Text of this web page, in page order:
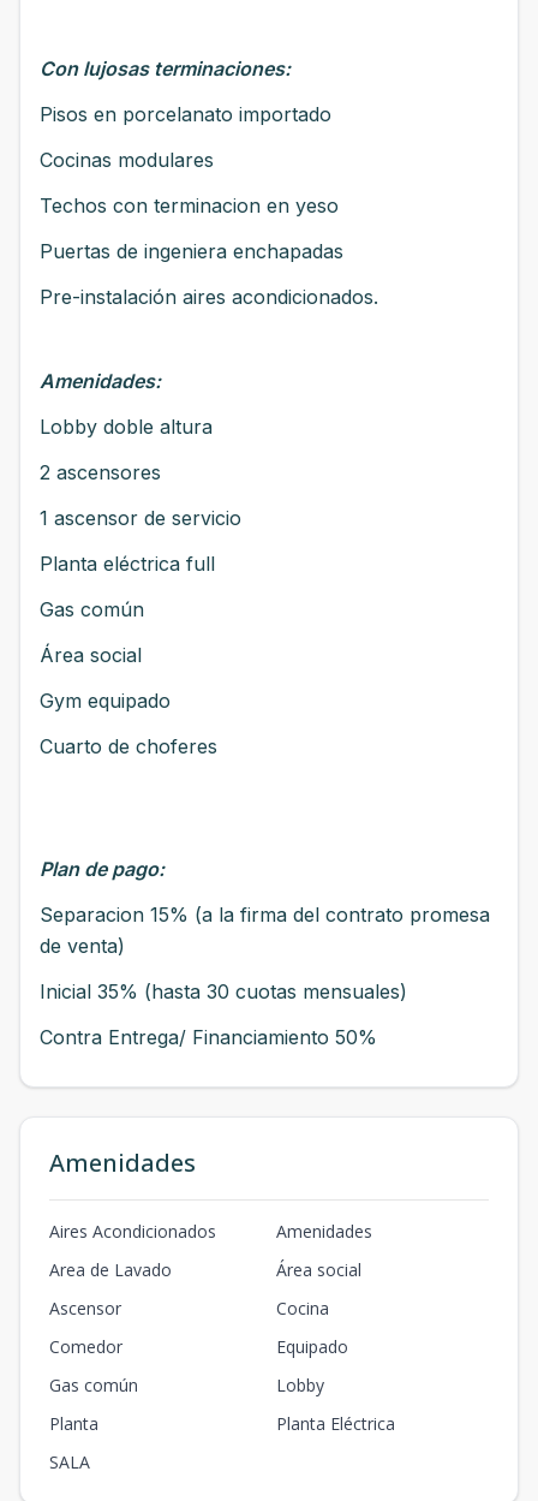
Con lujosas terminaciones:
Pisos en porcelanato importado
Cocinas modulares
Techos con terminacion en yeso
Puertas de ingeniera enchapadas
Pre-instalación aires acondicionados.
Amenidades:
Lobby doble altura
2 ascensores
1 ascensor de servicio
Planta eléctrica full
Gas común
Área social
Gym equipado
Cuarto de choferes
Plan de pago:
Separacion 15% (a la firma del contrato promesa
de venta)
Inicial 35% (hasta 30 cuotas mensuales)
Contra Entrega/ Financiamiento 50%
Amenidades
Aires Acondicionados
Amenidades
Area de Lavado
Área social
Ascensor
Cocina
Comedor
Equipado
Gas común
Lobby
Planta
Planta Eléctrica
SALA